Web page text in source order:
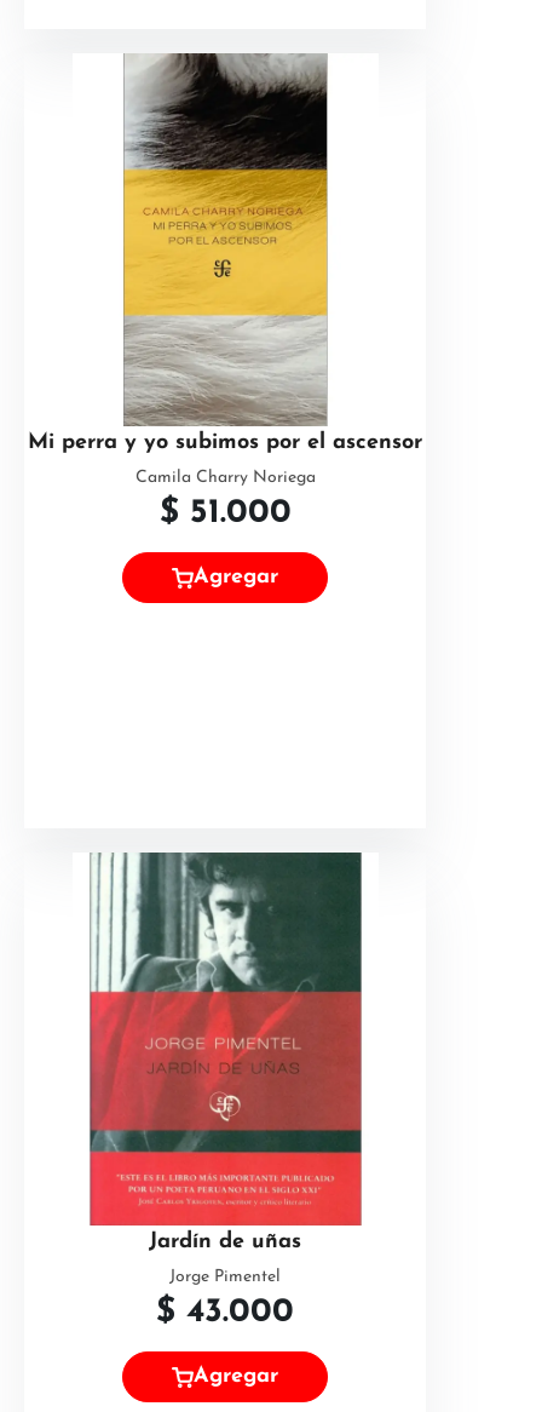
Mi perra y yo subimos por el ascensor
Camila Charry Noriega
$ 51.000
Agregar
Jardín de uñas
Jorge Pimentel
$ 43.000
Agregar